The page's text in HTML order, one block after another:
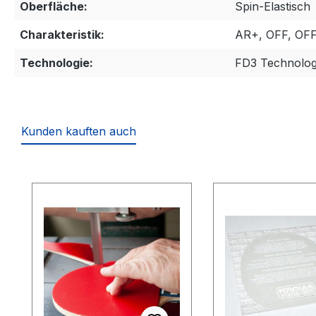
Oberfläche:
Spin-Elastisch
Charakteristik:
AR+, OFF,
Technologie:
FD3
Kunden kauften auch